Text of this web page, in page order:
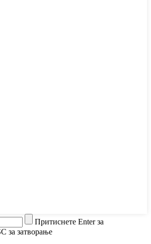
Притиснете Enter за
за затворање